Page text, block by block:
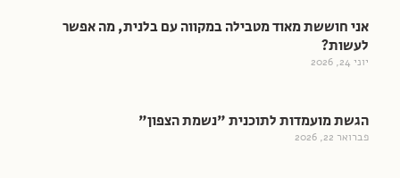
אני חוששת מאוד מטבילה במקווה עם בלנית, מה אפשר
לעשות?
יוני 24, 2026
הגשת מועמדות לתוכנית "נשמת הצפון"
פברואר 22, 2026